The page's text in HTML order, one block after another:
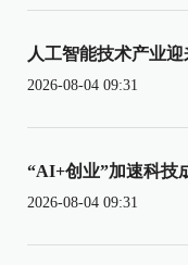
人工智能技术产业
2026-08-04 09:31
“AI+创业”加速科技
2026-08-04 09:31